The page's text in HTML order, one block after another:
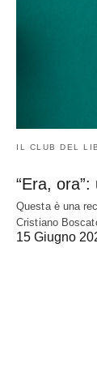
IL CLUB DEL
“Era,
Questa è una
Cristiano
15 Giugno